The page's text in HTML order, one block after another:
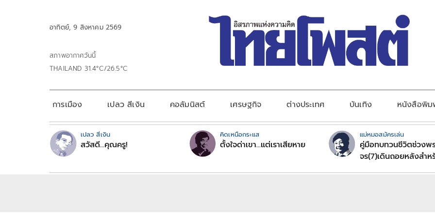
อาทิตย์, 9 สิงหาคม 2569
สภาพอากาศวันนี้
THAILAND 31.4°C/26.5°C
การเมือง เปลว สีเงิน คอลัมนิสต์ เศรษฐกิจ ต่างประเทศ บันเทิง หนังสือพิ
เปลว สีเงิน
สวัสดี...คุณครู!
คิดเหนือกระแส
ตั้งใจด่าเขา...แต่เราเสียหาย
แม่หมอสมัครเล่น
คู่มือทบทวนชีวิตช่วงพร
จร(7)เดินถอยหลังสำ